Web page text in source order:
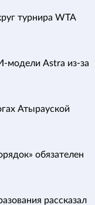
турнира WTA
модели Astra из-за
Атырауской
обязателен
рассказал